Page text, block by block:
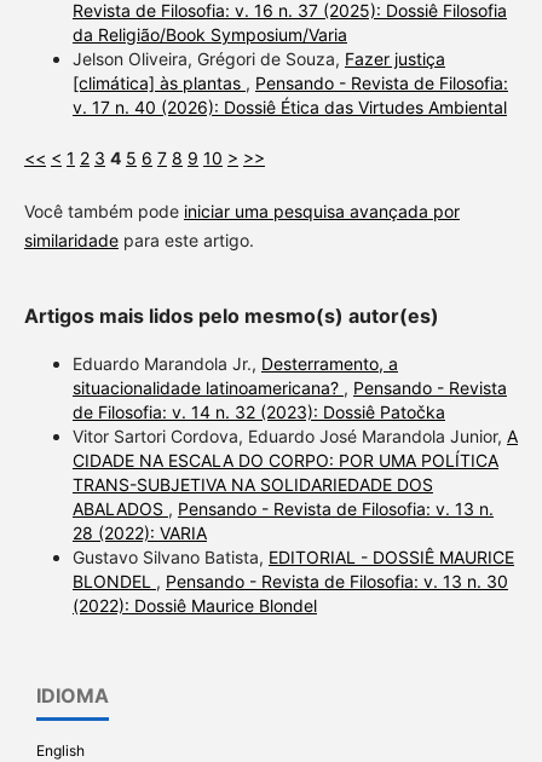
Revista de Filosofia: v. 16 n. 37 (2025): Dossiê Filosofia
da Religião/Book Symposium/Varia
Jelson Oliveira, Grégori de Souza, Fazer justiça
[climática] às plantas , Pensando - Revista de Filosofia:
v. 17 n. 40 (2026): Dossiê Ética das Virtudes Ambiental
<< < 1 2 3 4 5 6 7 8 9 10 > >>
Você também pode iniciar uma pesquisa avançada por
similaridadepara este artigo.
Artigos mais lidos pelo mesmo(s) autor(es)
Eduardo Marandola Jr., Desterramento, a
situacionalidade latinoamericana? , Pensando - Revista
de Filosofia: v. 14 n. 32 (2023): Dossiê Patočka
Vitor Sartori Cordova, Eduardo José Marandola Junior, A
CIDADE NA ESCALA DO CORPO: POR UMA POLÍTICA
TRANS-SUBJETIVA NA SOLIDARIEDADE DOS
ABALADOS , Pensando - Revista de Filosofia: v. 13 n.
28 (2022): VARIA
Gustavo Silvano Batista, EDITORIAL - DOSSIÊ MAURICE
BLONDEL , Pensando - Revista de Filosofia: v. 13 n. 30
(2022): Dossiê Maurice Blondel
IDIOMA
English